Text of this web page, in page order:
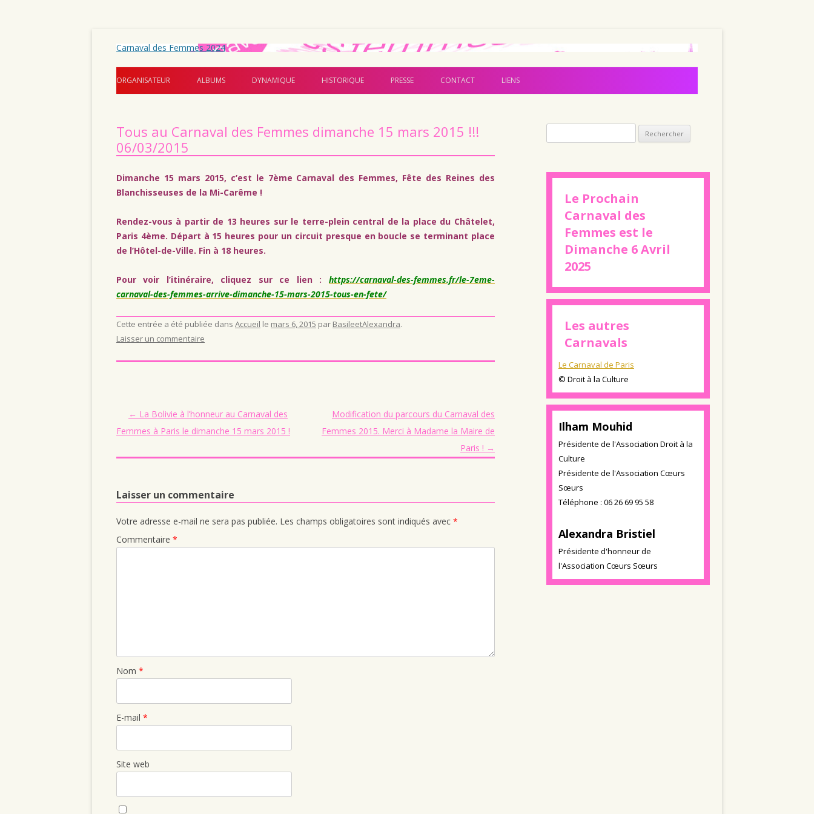
Carnaval des Femmes 2024
Aller au contenu principal
ORGANISATEUR ALBUMS DYNAMIQUE HISTORIQUE PRESSE CONTACT LIENS
Tous au Carnaval des Femmes dimanche 15 mars 2015 !!!
06/03/2015
Dimanche 15 mars 2015, c’est le 7ème Carnaval des Femmes, Fête des Reines des
Blanchisseuses de la Mi-Carême !
Rendez-vous à partir de 13 heures sur le terre-plein central de la place du Châtelet,
Paris 4ème. Départ à 15 heures pour un circuit presque en boucle se terminant place
de l’Hôtel-de-Ville. Fin à 18 heures.
Pour voir l’itinéraire, cliquez sur ce lien : https://carnaval-des-femmes.fr/le-7eme-
carnaval-des-femmes-arrive-dimanche-15-mars-2015-tous-en-fete/
Cette entrée a été publiée dans Accueil le mars 6, 2015 par BasileetAlexandra.
Laisser un commentaire
Navigation des articles
← La Bolivie à l’honneur au Carnaval des
Femmes à Paris le dimanche 15 mars 2015 !
Modification du parcours du Carnaval des
Femmes 2015. Merci à Madame la Maire de
Paris ! →
Laisser un commentaire
Votre adresse e-mail ne sera pas publiée. Les champs obligatoires sont indiqués avec *
Commentaire *
Nom *
E-mail *
Site web
Le Prochain
Carnaval des
Femmes est le
Dimanche 6 Avril
2025
Les autres
Carnavals
Le Carnaval de Paris
© Droit à la Culture
Ilham Mouhid
Présidente de l'Association Droit à la
Culture
Présidente de l'Association Cœurs
Sœurs
Téléphone : 06 26 69 95 58
Alexandra Bristiel
Présidente d'honneur de
l'Association Cœurs Sœurs